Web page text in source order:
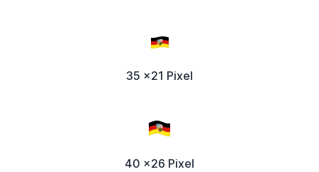
35 x21 Pixel
40 x26 Pixel